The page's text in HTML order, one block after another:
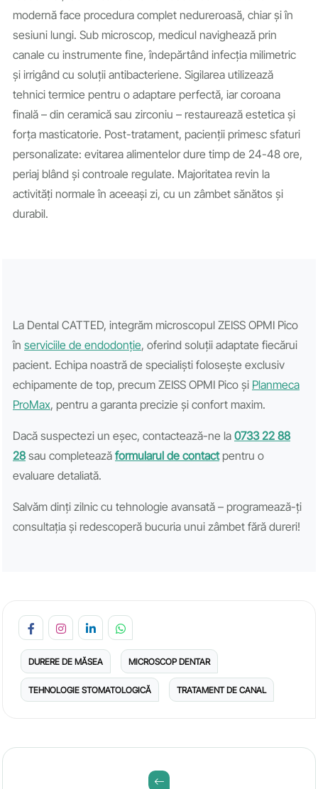
modernă face procedura complet nedureroasă, chiar și în
sesiuni lungi. Sub microscop, medicul navighează prin
canale cu instrumente fine, îndepărtând infecția milimetric
și irrigând cu soluții antibacteriene. Sigilarea utilizează
tehnici termice pentru o adaptare perfectă, iar coroana
finală – din ceramică sau zirconiu – restaurează estetica și
forța masticatorie. Post-tratament, pacienții primesc sfaturi
personalizate: evitarea alimentelor dure timp de 24-48 ore,
periaj blând și controale regulate. Majoritatea revin la
activități normale în aceeași zi, cu un zâmbet sănătos și
durabil.
La Dental CATTED, integrăm microscopul ZEISS OPMI Pico
în serviciile de endodonție, oferind soluții adaptate fiecărui
pacient. Echipa noastră de specialiști folosește exclusiv
echipamente de top, precum ZEISS OPMI Pico și Planmeca
ProMax, pentru a garanta precizie și confort maxim.
Dacă suspectezi un eșec, contactează-ne la0733 22 88
28sau completeazăformularul de contactpentru o
evaluare detaliată.
Salvăm dinți zilnic cu tehnologie avansată – programează-ți
consultația și redescoperă bucuria unui zâmbet fără dureri!
DURERE DE MĂSEA MICROSCOP DENTAR
TEHNOLOGIE STOMATOLOGICĂ TRATAMENT DE CANAL